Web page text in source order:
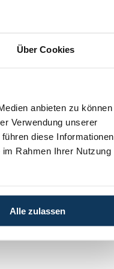
Über Cookies
anbieten zu können
Verwendung unserer
diese Informationen
Rahmen Ihrer Nutzung
Alle zulassen
Archiv 2001-2005
1990-1995
Vorarlberg Online
Fachliteratur